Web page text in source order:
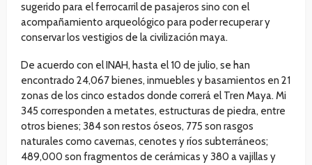
sugerido para el ferrocarril de pasajeros sino con el
acompañamiento arqueológico para poder recuperar y
conservar los vestigios de la civilización maya.
De acuerdo con el INAH, hasta el 10 de julio, se han
encontrado 24,067 bienes, inmuebles y basamientos en 21
zonas de los cinco estados donde correrá el Tren Maya. Mi
345 corresponden a metates, estructuras de piedra, entre
otros bienes; 384 son restos óseos, 775 son rasgos
naturales como cavernas, cenotes y ríos subterráneos;
489,000 son fragmentos de cerámicas y 380 a vajillas y